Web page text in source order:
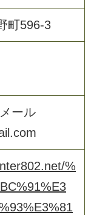
町596-3
メール
%